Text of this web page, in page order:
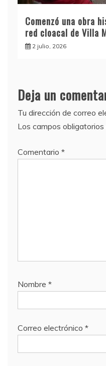
Comenzó una obra
red cloacal de Villa
2 julio, 2026
Deja un
Tu dirección de correo
Los campos
Comentario *
Nombre *
Correo electrónico *